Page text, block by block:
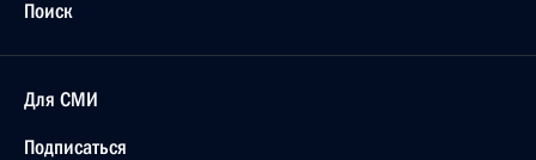
Поиск
Для СМИ
Подписаться